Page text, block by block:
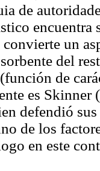
de
un
del
de
es Skinner
defendió
de los
en este